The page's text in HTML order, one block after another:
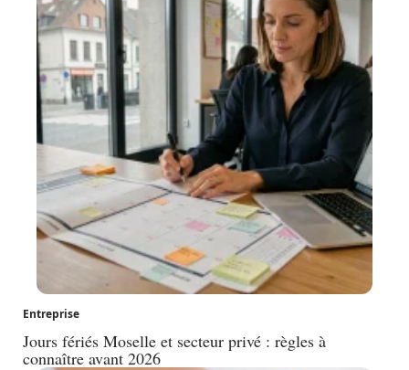
Entreprise
Jours fériés Moselle et secteur privé : règles à
connaître avant 2026